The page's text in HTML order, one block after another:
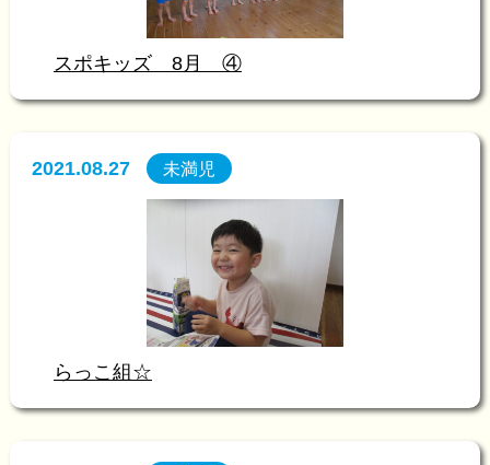
スポキッズ 8月 ④
2021.08.27 未満児
らっこ組☆